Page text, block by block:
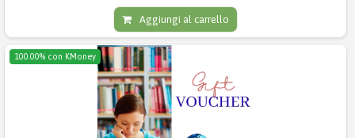
Aggiungi al carrello
100.00% con KMoney